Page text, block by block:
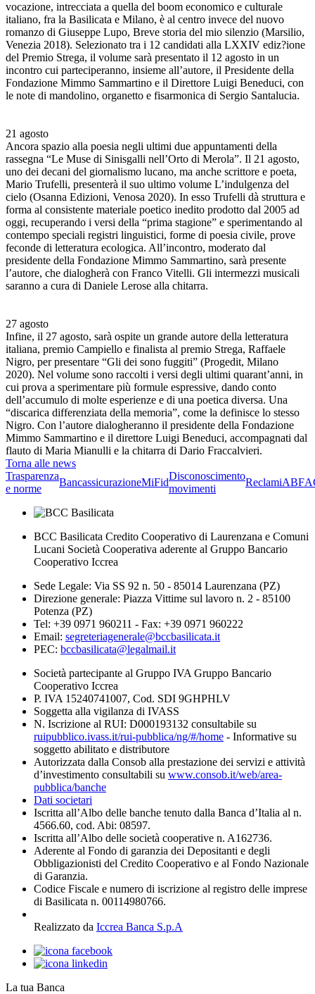
vocazione, intrecciata a quella del boom economico e culturale
italiano, fra la Basilicata e Milano, è al centro invece del nuovo
romanzo di Giuseppe Lupo, Breve storia del mio silenzio (Marsilio,
Venezia 2018). Selezionato tra i 12 candidati alla LXXIV ediz?ione
del Premio Strega, il volume sarà presentato il 12 agosto in un
incontro cui parteciperanno, insieme all’autore, il Presidente della
Fondazione Mimmo Sammartino e il Direttore Luigi Beneduci, con
le note di mandolino, organetto e fisarmonica di Sergio Santalucia.
21 agosto
Ancora spazio alla poesia negli ultimi due appuntamenti della
rassegna “Le Muse di Sinisgalli nell’Orto di Merola”. Il 21 agosto,
uno dei decani del giornalismo lucano, ma anche scrittore e poeta,
Mario Trufelli, presenterà il suo ultimo volume L’indulgenza del
cielo (Osanna Edizioni, Venosa 2020). In esso Trufelli dà struttura e
forma al consistente materiale poetico inedito prodotto dal 2005 ad
oggi, recuperando i versi della “prima stagione” e sperimentando al
contempo speciali registri linguistici, forme di poesia civile, prove
feconde di letteratura ecologica. All’incontro, moderato dal
presidente della Fondazione Mimmo Sammartino, sarà presente
l’autore, che dialogherà con Franco Vitelli. Gli intermezzi musicali
saranno a cura di Daniele Lerose alla chitarra.
27 agosto
Infine, il 27 agosto, sarà ospite un grande autore della letteratura
italiana, premio Campiello e finalista al premio Strega, Raffaele
Nigro, per presentare “Gli dei sono fuggiti” (Progedit, Milano
2020). Nel volume sono raccolti i versi degli ultimi quarant’anni, in
cui prova a sperimentare più formule espressive, dando conto
dell’accumulo di molte esperienze e di una poetica diversa. Una
“discarica differenziata della memoria”, come la definisce lo stesso
Nigro. Con l’autore dialogheranno il presidente della Fondazione
Mimmo Sammartino e il direttore Luigi Beneduci, accompagnati dal
flauto di Maria Mianulli e la chitarra di Dario Fraccalvieri.
Torna alle news
Trasparenza
e norme
BancassicurazioneMiFid
Disconoscimento
movimenti
ReclamiABF
BCC Basilicata Credito Cooperativo di Laurenzana e Comuni
Lucani Società Cooperativa aderente al Gruppo Bancario
Cooperativo Iccrea
Sede Legale: Via SS 92 n. 50 - 85014 Laurenzana (PZ)
Direzione generale: Piazza Vittime sul lavoro n. 2 - 85100
Potenza (PZ)
Tel: +39 0971 960211 - Fax: +39 0971 960222
Email: segreteriagenerale@bccbasilicata.it
PEC: bccbasilicata@legalmail.it
Società partecipante al Gruppo IVA Gruppo Bancario
Cooperativo Iccrea
P. IVA 15240741007, Cod. SDI 9GHPHLV
Soggetta alla vigilanza di IVASS
N. Iscrizione al RUI: D000193132 consultabile su
ruipubblico.ivass.it/rui-pubblica/ng/#/home - Informative su
soggetto abilitato e distributore
Autorizzata dalla Consob alla prestazione dei servizi e attività
d’investimento consultabili su www.consob.it/web/area-
pubblica/banche
Dati societari
Iscritta all’Albo delle banche tenuto dalla Banca d’Italia al n.
4566.60, cod. Abi: 08597.
Iscritta all’Albo delle società cooperative n. A162736.
Aderente al Fondo di garanzia dei Depositanti e degli
Obbligazionisti del Credito Cooperativo e al Fondo Nazionale
di Garanzia.
Codice Fiscale e numero di iscrizione al registro delle imprese
di Basilicata n. 00114980766.
Realizzato da Iccrea Banca S.p.A
La tua Banca